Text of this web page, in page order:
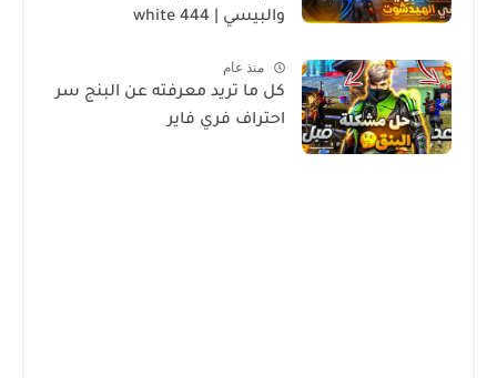
والبيسي | white 444
منذ عام
كل ما تريد معرفته عن البنج سر
احتراف فري فاير